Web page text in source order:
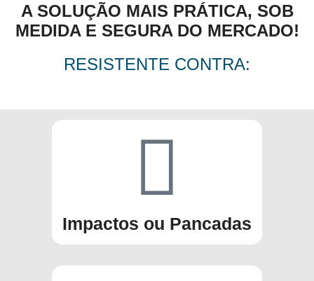
A SOLUÇÃO MAIS PRÁTICA, SOB
MEDIDA E SEGURA DO MERCADO!
RESISTENTE CONTRA:
Impactos ou Pancadas